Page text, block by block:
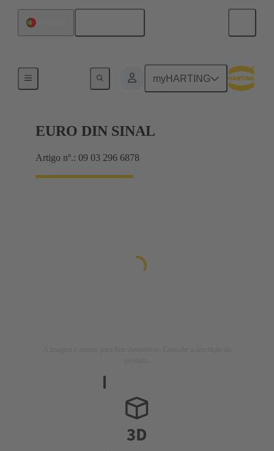
myHARTING
EURO DIN SINAL
Artigo nº.: 09 03 296 6878